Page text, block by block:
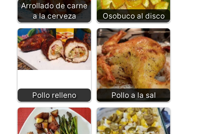
Arrollado de carne
a la cerveza
Osobuco al disco
Pollo relleno Pollo a la sal